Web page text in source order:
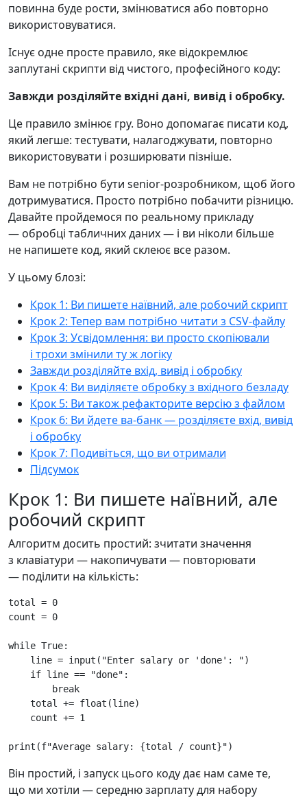
повинна буде рости, змінюватися або повторно
використовуватися.
Існує одне просте правило, яке відокремлює
заплутані скрипти від чистого, професійного коду:
Завжди розділяйте вхідні дані, вивід і обробку.
Це правило змінює гру. Воно допомагає писати код,
який легше: тестувати, налагоджувати, повторно
використовувати і розширювати пізніше.
Вам не потрібно бути senior-розробником, щоб його
дотримуватися. Просто потрібно побачити різницю.
Давайте пройдемося по реальному прикладу
— обробці табличних даних — і ви ніколи більше
не напишете код, який склеює все разом.
У цьому блозі:
Крок 1: Ви пишете наївний, але робочий скрипт
Крок 2: Тепер вам потрібно читати з CSV-файлу
Крок 3: Усвідомлення: ви просто скопіювали
і трохи змінили ту ж логіку
Завжди розділяйте вхід, вивід і обробку
Крок 4: Ви виділяєте обробку з вхідного безладу
Крок 5: Ви також рефакторите версію з файлом
Крок 6: Ви йдете ва-банк — розділяєте вхід, вивід
і обробку
Крок 7: Подивіться, що ви отримали
Підсумок
Крок 1: Ви пишете наївний, але
робочий скрипт
Алгоритм досить простий: зчитати значення
з клавіатури — накопичувати — повторювати
— поділити на кількість:
total = 0
count = 0
while True:
line = input ( "Enter salary or 'done': ")
if line == "done" :
break
total
+= float (line)
count += 1
print (f"Average salary: {total / count}")
Він простий, і запуск цього коду дає нам саме те,
що ми хотіли — середню зарплату для набору